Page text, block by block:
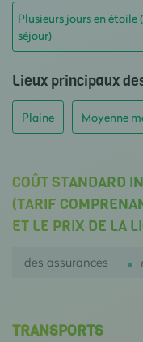
Plusieurs jours en
séjour)
Lieux principaux
Plaine Moyenne
COÛT STANDARD
(TARIF
ET LE PRIX DE LA
des assurances
TRANSPORTS